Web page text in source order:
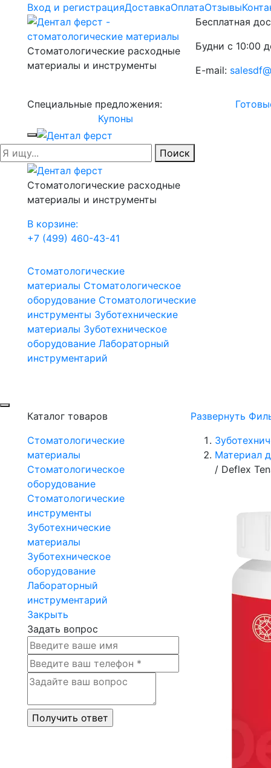
Вход и регистрацияДоставкаОплатаОтзывы
Стоматологические расходные
материалы и инструменты
Бесплатная
Будни с 10:00
E-mail:
Специальные предложения:
Купоны
Поиск
Стоматологические расходные
материалы и инструменты
В корзине:
+7 (499) 460-43-41
Стоматологические
материалы Стоматологическое
оборудование Стоматологические
инструменты Зуботехнические
материалы Зуботехническое
оборудование Лабораторный
инструментарий
Каталог товаров
Стоматологические
материалы
Стоматологическое
оборудование
Стоматологические
инструменты
Зуботехнические
материалы
Зуботехническое
оборудование
Лабораторный
инструментарий
Закрыть
Задать вопрос
Развернуть
Материал
/ Deflex